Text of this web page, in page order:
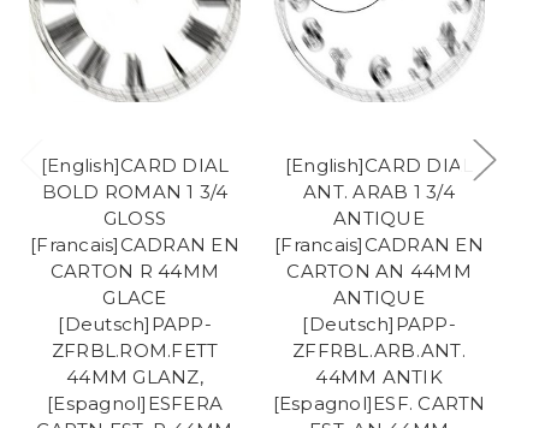
[English]CARD DIAL
BOLD ROMAN 1 3/4
GLOSS
[Francais]CADRAN EN
CARTON R 44MM
GLACE
[Deutsch]PAPP-
ZFRBL.ROM.FETT
44MM GLANZ,
[Espagnol]ESFERA
[English]CARD DIAL
ANT. ARAB 1 3/4
ANTIQUE
[Francais]CADRAN EN
CARTON AN 44MM
ANTIQUE
[Deutsch]PAPP-
ZFFRBL.ARB.ANT.
44MM ANTIK
[Espagnol]ESF. CARTN